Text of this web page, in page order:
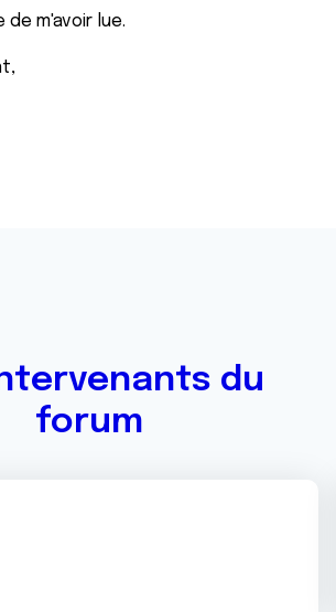
m'avoir lue.
du
forum